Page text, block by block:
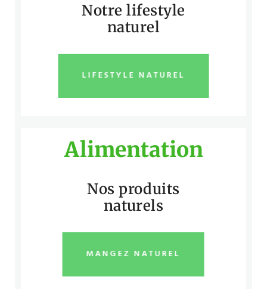
Notre lifestyle
naturel
LIFESTYLE NATUREL
Alimentation
Nos produits
naturels
MANGEZ NATUREL